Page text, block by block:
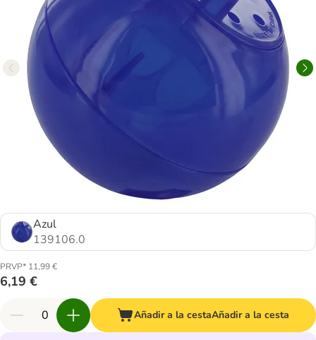
Azul
139106.0
PRVP* 11,99 €
6,19 €
Añadir a la cestaAñadir a la cesta